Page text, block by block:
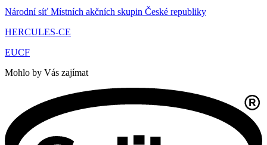
Národní síť Místních akčních skupin České republiky
HERCULES-CE
EUCF
Mohlo by Vás zajímat